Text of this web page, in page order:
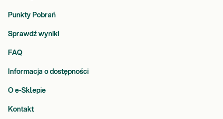
Punkty Pobrań
Sprawdź wyniki
FAQ
Informacja o dostępności
O e-Sklepie
Kontakt